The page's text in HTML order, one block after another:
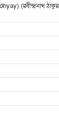
(রবীন্দ্রনাথ ঠাকুর